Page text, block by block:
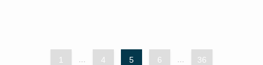
1 4 5 6 36